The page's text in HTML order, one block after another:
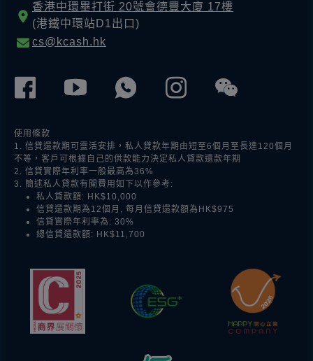
香港中環畢打街 20號會德豐大廈 17樓
(港鐵中環站D1出口)
cs@kcash.hk
使用條款
1. 信貸還款期可靈活安排，私人貸款年期由短至6個月至長達120個月
不等，客戶可根據自己的供款能力決定私人貸款還款年期
2. 信貸實際年利率一般最高為36%
3. 簡述私人貸款有關費用如下以作參考:
私人貸款額: HK$10,000
信貸還款期為12個月, 每月信貸還款額為HK$975
信貸實際年利率為: 30%
總信貸還款額: HK$11,700